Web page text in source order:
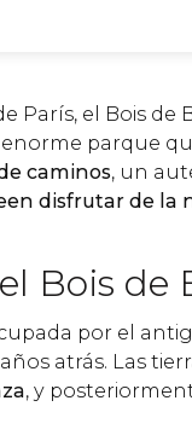
París, el Bois de
parque
caminos, un
disfrutar de la
Bois de
por el
atrás. Las
, y